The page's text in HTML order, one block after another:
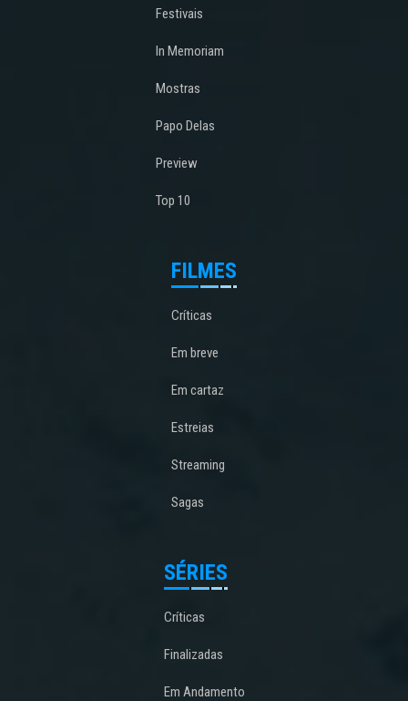
Festivais
In Memoriam
Mostras
Papo Delas
Preview
Top 10
FILMES
Críticas
Em breve
Em cartaz
Estreias
Streaming
Sagas
SÉRIES
Críticas
Finalizadas
Em Andamento